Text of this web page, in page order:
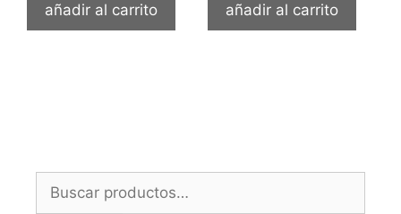
añadir al carrito añadir al carrito
Buscar